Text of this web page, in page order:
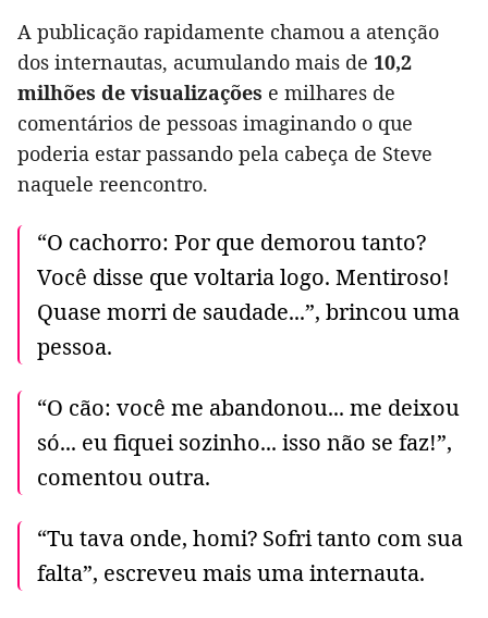
A publicação rapidamente chamou a atenção
dos internautas, acumulando mais de 10,2
milhões de visualizações e milhares de
comentários de pessoas imaginando o que
poderia estar passando pela cabeça de Steve
naquele reencontro.
“O cachorro: Por que demorou tanto?
Você disse que voltaria logo. Mentiroso!
Quase morri de saudade...”, brincou uma
pessoa.
“O cão: você me abandonou... me deixou
só... eu fiquei sozinho... isso não se faz!”,
comentou outra.
“Tu tava onde, homi? Sofri tanto com sua
falta”, escreveu mais uma internauta.